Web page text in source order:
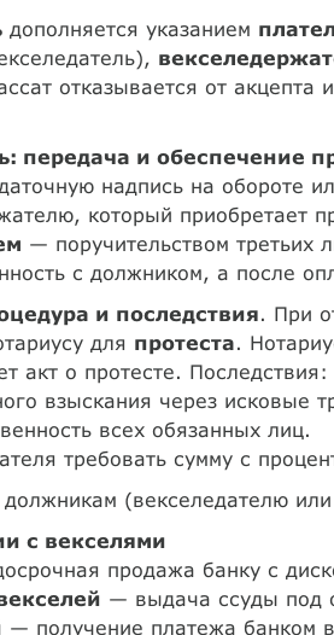
дополняется указанием
отказывается от акцепта
передача и обеспечение
надпись на обороте
который приобретает
— поручительством третьих
с должником, а после
и последствия. При
для протеста.
акт о протесте. Последствия:
взыскания через исковые
всех обязанных лиц.
требовать сумму с
(векселедателю или
с векселями
продажа банку с
— выдача ссуды под
— получение платежа банком